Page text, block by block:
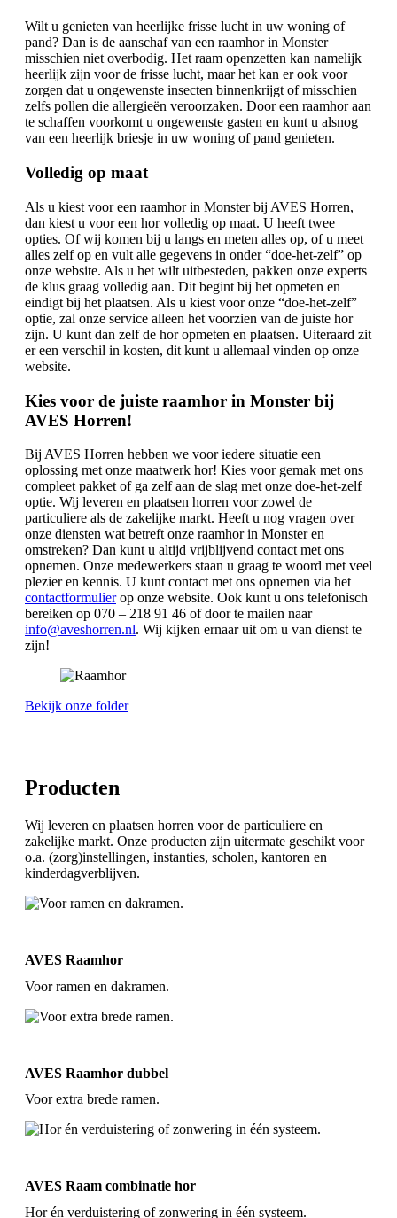
Wilt u genieten van heerlijke frisse lucht in uw woning of
pand? Dan is de aanschaf van een raamhor in Monster
misschien niet overbodig. Het raam openzetten kan namelijk
heerlijk zijn voor de frisse lucht, maar het kan er ook voor
zorgen dat u ongewenste insecten binnenkrijgt of misschien
zelfs pollen die allergieën veroorzaken. Door een raamhor aan
te schaffen voorkomt u ongewenste gasten en kunt u alsnog
van een heerlijk briesje in uw woning of pand genieten.
Volledig op maat
Als u kiest voor een raamhor in Monster bij AVES Horren,
dan kiest u voor een hor volledig op maat. U heeft twee
opties. Of wij komen bij u langs en meten alles op, of u meet
alles zelf op en vult alle gegevens in onder “doe-het-zelf” op
onze website. Als u het wilt uitbesteden, pakken onze experts
de klus graag volledig aan. Dit begint bij het opmeten en
eindigt bij het plaatsen. Als u kiest voor onze “doe-het-zelf”
optie, zal onze service alleen het voorzien van de juiste hor
zijn. U kunt dan zelf de hor opmeten en plaatsen. Uiteraard zit
er een verschil in kosten, dit kunt u allemaal vinden op onze
website.
Kies voor de juiste raamhor in Monster bij
AVES Horren!
Bij AVES Horren hebben we voor iedere situatie een
oplossing met onze maatwerk hor! Kies voor gemak met ons
compleet pakket of ga zelf aan de slag met onze doe-het-zelf
optie. Wij leveren en plaatsen horren voor zowel de
particuliere als de zakelijke markt. Heeft u nog vragen over
onze diensten wat betreft onze raamhor in Monster en
omstreken? Dan kunt u altijd vrijblijvend contact met ons
opnemen. Onze medewerkers staan u graag te woord met veel
plezier en kennis. U kunt contact met ons opnemen via het
contactformulierop onze website. Ook kunt u ons telefonisch
bereiken op 070 – 218 91 46 of door te mailen naar
info@aveshorren.nl. Wij kijken ernaar uit om u van dienst te
zijn!
Bekijk onze folder
Producten
Wij leveren en plaatsen horren voor de particuliere en
zakelijke markt. Onze producten zijn uitermate geschikt voor
o.a. (zorg)instellingen, instanties, scholen, kantoren en
kinderdagverblijven.
AVES Raamhor
Voor ramen en dakramen.
AVES Raamhor dubbel
Voor extra brede ramen.
AVES Raam combinatie hor
Hor én verduistering of zonwering in één systeem.